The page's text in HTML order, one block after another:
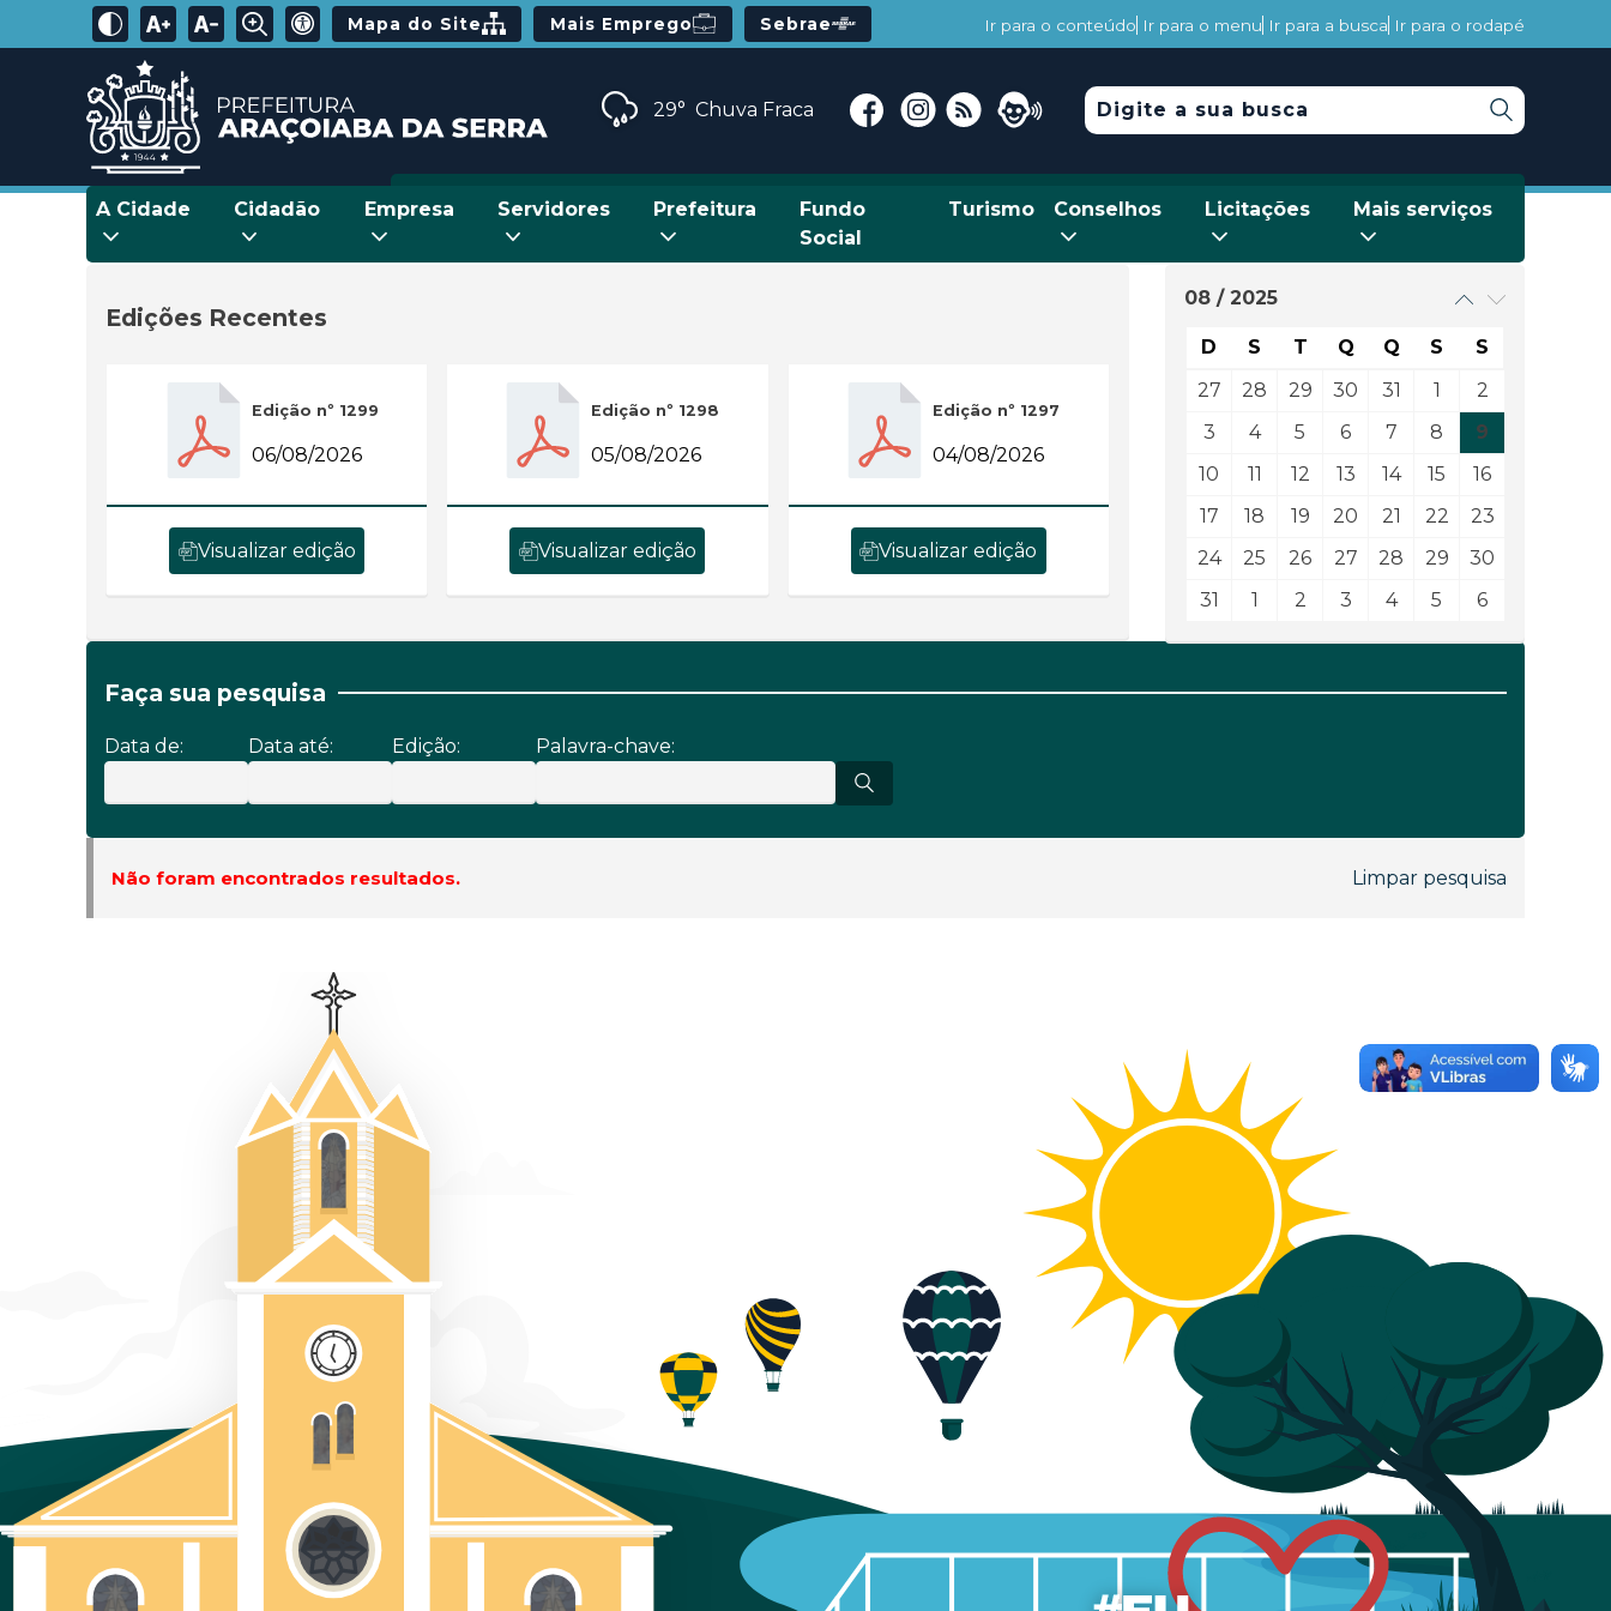
Mapa do Site Mais Emprego Sebrae Ir para o conteúdo Ir para o menu Ir para a busca Ir para o rodapé
29° Chuva Fraca
A Cidade Cidadão Empresa Servidores Prefeitura
Fundo
Social
Turismo Conselhos Licitações Mais serviços
Edições Recentes
Edição nº 1299
06/08/2026
Visualizar edição
Edição nº 1298
05/08/2026
Visualizar edição
Edição nº 1297
04/08/2026
Visualizar edição
08 / 2025
D S T Q Q S
S
27
28 29 30 31 1
2
3
4 5 6 7 8
9
10
11 12 13 14 15
16
17
18 19 20 21 22
23
24
25 26 27 28 29
30
31
1 2 3 4 5 6
Faça sua pesquisa
Data de: Data até: Edição: Palavra-chave:
Não foram encontrados resultados. Limpar pesquisa